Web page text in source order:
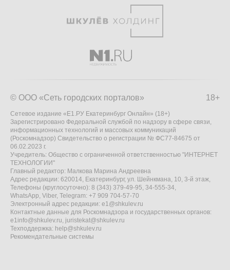
18+
© ООО «Сеть городских порталов»
Сетевое издание «Е1.РУ Екатеринбург Онлайн» (18+)
Зарегистрировано Федеральной службой по надзору в сфере связи,
информационных технологий и массовых коммуникаций
(Роскомнадзор) Свидетельство о регистрации № ФС77-84675 от
06.02.2023 г.
Учредитель: Общество с ограниченной ответственностью "ИНТЕРНЕТ
ТЕХНОЛОГИИ"
Главный редактор: Малкова Марина Андреевна
Адрес редакции: 620014, Екатеринбург, ул. Шейнкмана, 10, 3-й этаж,
Телефоны (круглосуточно): 8 (343) 379-49-95, 34-555-34,
WhatsApp, Viber, Telegram: +7 909 704-57-70
Электронный адрес редакции: e1@shkulev.ru
Контактные данные для Роскомнадзора и государственных органов:
e1info@shkulev.ru, juristekat@shkulev.ru
Техподдержка: help@shkulev.ru
Рекомендательные системы